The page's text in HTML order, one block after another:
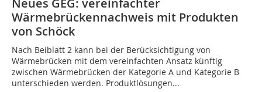
Neues GEG: vereinfachter
Wärmebrückennachweis mit Produkten
von Schöck
Nach Beiblatt 2 kann bei der Berücksichtigung von
Wärmebrücken mit dem vereinfachten Ansatz künftig
zwischen Wärmebrücken der Kategorie A und Kategorie B
unterschieden werden. Produktlösungen...